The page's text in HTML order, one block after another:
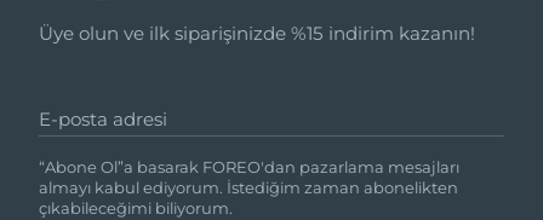
Üye olun ve ilk siparişinizde %15 indirim kazanın!
E-posta adresi
“Abone Ol”a basarak FOREO'dan pazarlama mesajları
almayı kabul ediyorum. İstediğim zaman abonelikten
çıkabileceğimi biliyorum.